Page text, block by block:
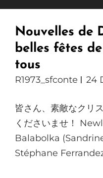
Nouvelles de
belles fêtes
tous
R1973_sfconte 24
皆さん、素敵なクリ
くださいませ！
Balabolka
Stéphane